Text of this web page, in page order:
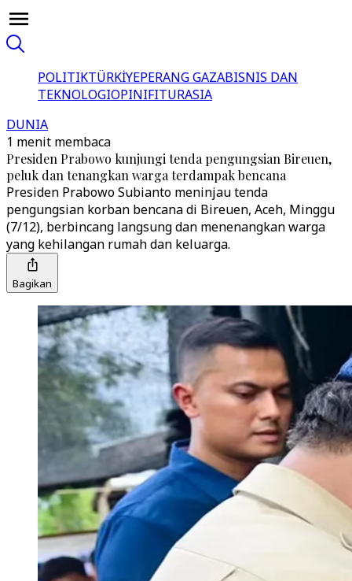
POLITIKTÜRKİYEPERANG GAZABISNIS DAN
TEKNOLOGIOPINIFITURASIA
DUNIA
1 menit membaca
Presiden Prabowo kunjungi tenda pengungsian Bireuen,
peluk dan tenangkan warga terdampak bencana
Presiden Prabowo Subianto meninjau tenda
pengungsian korban bencana di Bireuen, Aceh, Minggu
(7/12), berbincang langsung dan menenangkan warga
yang kehilangan rumah dan keluarga.
Bagikan